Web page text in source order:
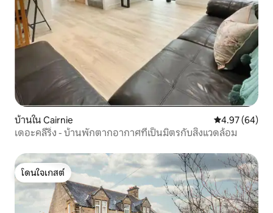
บ้านใน Cairnie คะแนนเฉลี่ย
4.97 (64)
เดอะคลีริ่ง - บ้านพักตากอากาศที่เป็นมิตรกับสิ่งแวดล้อม
โดนใจเกสต์
โดนใจเกสต์